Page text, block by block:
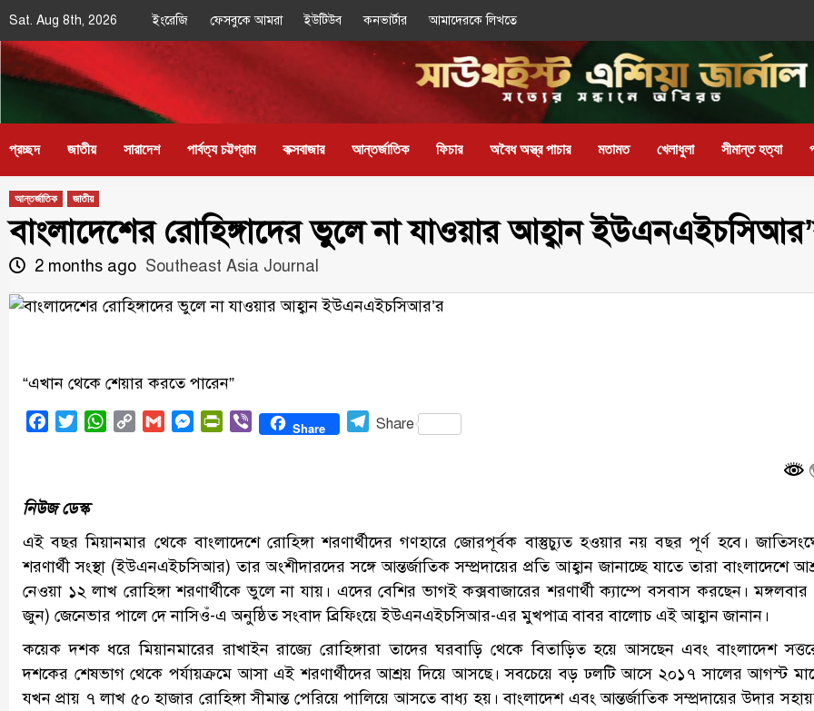
Skip
content
Sat. Aug 8th, 2026 ইংরেজি ফেসবুকে আমরা ইউটিউব কনভার্টার আমাদেরকে লিখতে
Southeast
Asia Journal
IN SEARCH OF THE TRUTH
প্রচ্ছদ জাতীয় সারাদেশ পার্বত্য চট্টগ্রাম কক্সবাজার আন্তর্জাতিক ফিচার অবৈধ অস্ত্র পাচার মতামত খেলাধুলা সীমান্ত হত্যা
আন্তর্জাতিক জাতীয়
বাংলাদেশের রোহিঙ্গাদের ভুলে না যাওয়ার আহ্বান
2 months ago Southeast Asia Journal
“এখান থেকে শেয়ার করতে পারেন”
FacebookTwitterWhatsApp
Copy
Gmail MessengerPrintFriendly
Viber Share Telegram
Share
নিউজ ডেস্ক
এই বছর মিয়ানমার থেকে বাংলাদেশে রোহিঙ্গা শরণার্থীদের গণহারে জোরপূর্বক বাস্তুচ্যুত হওয়ার নয় বছর পূর্ণ হবে।
শরণার্থী সংস্থা (ইউএনএইচসিআর) তার অংশীদারদের সঙ্গে আন্তর্জাতিক সম্প্রদায়ের প্রতি আহ্বান জানাচ্ছে যাতে তারা বাংলাদেশে
নেওয়া ১২ লাখ রোহিঙ্গা শরণার্থীকে ভুলে না যায়। এদের বেশির ভাগই কক্সবাজারের শরণার্থী ক্যাম্পে বসবাস করছেন। মঙ্গলবার
জুন) জেনেভার পালে দে নাসিওঁ-এ অনুষ্ঠিত সংবাদ ব্রিফিংয়ে ইউএনএইচসিআর-এর মুখপাত্র বাবর বালোচ এই আহ্বান জানান।
কয়েক দশক ধরে মিয়ানমারের রাখাইন রাজ্যে রোহিঙ্গারা তাদের ঘরবাড়ি থেকে বিতাড়িত হয়ে আসছেন এবং বাংলাদেশ
দশকের শেষভাগ থেকে পর্যায়ক্রমে আসা এই শরণার্থীদের আশ্রয় দিয়ে আসছে। সবচেয়ে বড় ঢলটি আসে ২০১৭ সালের আগস্ট
যখন প্রায় ৭ লাখ ৫০ হাজার রোহিঙ্গা সীমান্ত পেরিয়ে পালিয়ে আসতে বাধ্য হয়। বাংলাদেশ এবং আন্তর্জাতিক সম্প্রদায়ের উদার